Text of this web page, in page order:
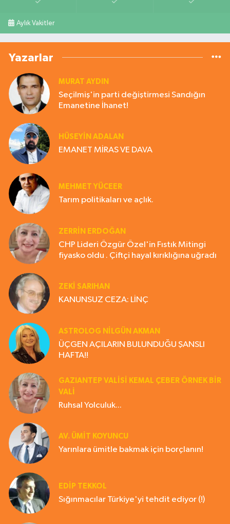
Aylık Vakitler
Yazarlar
MURAT AYDIN
Seçilmiş'in parti değiştirmesi Sandığın
Emanetine İhanet!
HÜSEYIN ADALAN
EMANET MİRAS VE DAVA
MEHMET YÜCEER
Tarım politikaları ve açlık.
ZERRIN ERDOĞAN
CHP Lideri Özgür Özel'in Fıstık Mitingi
fiyasko oldu . Çiftçi hayal kırıklığına uğradı
ZEKI SARIHAN
KANUNSUZ CEZA: LİNÇ
ASTROLOG NILGÜN AKMAN
ÜÇGEN AÇILARIN BULUNDUĞU ŞANSLI
HAFTA!!
GAZIANTEP VALISI KEMAL ÇEBER ÖRNEK BİR
VALİ
Ruhsal Yolculuk...
AV. ÜMIT KOYUNCU
Yarınlara ümitle bakmak için borçlanın!
EDIP TEKKOL
Sığınmacılar Türkiye'yi tehdit ediyor (!)